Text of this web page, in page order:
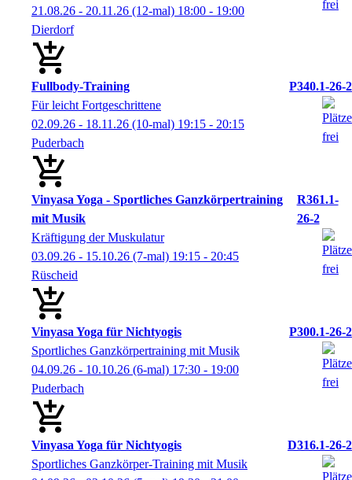
21.08.26 - 20.11.26 (12-mal) 18:00 - 19:00
Dierdorf
Fullbody-Training
P340.1-26-2
Für leicht Fortgeschrittene
02.09.26 - 18.11.26 (10-mal) 19:15 - 20:15
Puderbach
Vinyasa Yoga - Sportliches Ganzkörpertraining
mit Musik
R361.1-
26-2
Kräftigung der Muskulatur
03.09.26 - 15.10.26 (7-mal) 19:15 - 20:45
Rüscheid
Vinyasa Yoga für Nichtyogis
P300.1-26-2
Sportliches Ganzkörpertraining mit Musik
04.09.26 - 10.10.26 (6-mal) 17:30 - 19:00
Puderbach
Vinyasa Yoga für Nichtyogis
D316.1-26-2
Sportliches Ganzkörper-Training mit Musik